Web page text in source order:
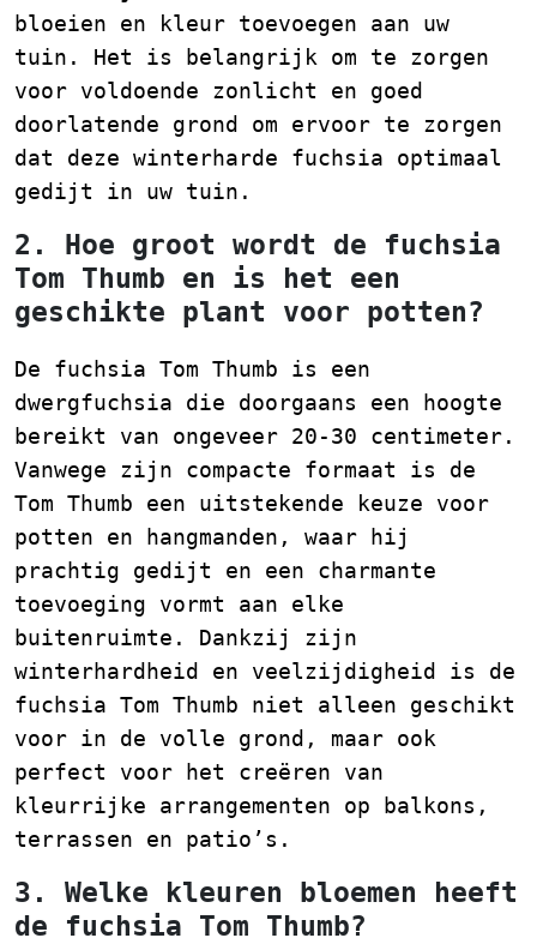
bloeien en kleur toevoegen aan uw
tuin. Het is belangrijk om te zorgen
voor voldoende zonlicht en goed
doorlatende grond om ervoor te zorgen
dat deze winterharde fuchsia optimaal
gedijt in uw tuin.
2. Hoe groot wordt de fuchsia
Tom Thumb en is het een
geschikte plant voor potten?
De fuchsia Tom Thumb is een
dwergfuchsia die doorgaans een hoogte
bereikt van ongeveer 20-30 centimeter.
Vanwege zijn compacte formaat is de
Tom Thumb een uitstekende keuze voor
potten en hangmanden, waar hij
prachtig gedijt en een charmante
toevoeging vormt aan elke
buitenruimte. Dankzij zijn
winterhardheid en veelzijdigheid is de
fuchsia Tom Thumb niet alleen geschikt
voor in de volle grond, maar ook
perfect voor het creëren van
kleurrijke arrangementen op balkons,
terrassen en patio’s.
3. Welke kleuren bloemen heeft
de fuchsia Tom Thumb?